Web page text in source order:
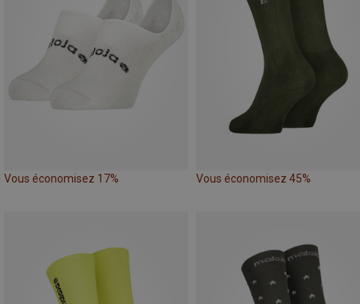
Vous économisez 17% Vous économisez 45%